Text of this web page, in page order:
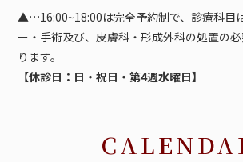
▲…16:00~18:00は完全予約制で、診療科目
ー・手術及び、皮膚科・形成外科の処置の
ります。
【休診日：日・祝日・第4週水曜日】